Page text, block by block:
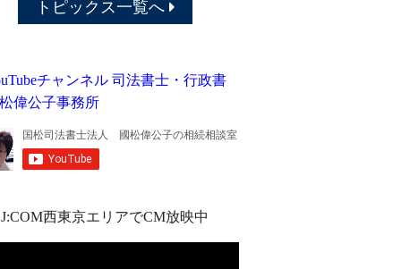
トピックス一覧へ
J:COM西東京エリアでCM放映中